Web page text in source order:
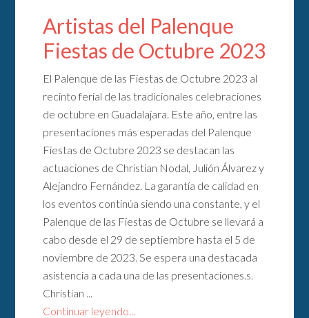
Artistas del Palenque
Fiestas de Octubre 2023
El Palenque de las Fiestas de Octubre 2023 al
recinto ferial de las tradicionales celebraciones
de octubre en Guadalajara. Este año, entre las
presentaciones más esperadas del Palenque
Fiestas de Octubre 2023 se destacan las
actuaciones de Christian Nodal, Julión Álvarez y
Alejandro Fernández. La garantía de calidad en
los eventos continúa siendo una constante, y el
Palenque de las Fiestas de Octubre se llevará a
cabo desde el 29 de septiembre hasta el 5 de
noviembre de 2023. Se espera una destacada
asistencia a cada una de las presentaciones.s.
Christian ...
Continuar leyendo...